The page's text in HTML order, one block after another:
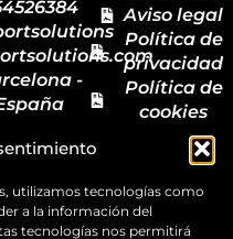
utilizamos tecnologías como
a la información del
tecnologías nos permitirá
-
contacto
Aviso legal
Política de
privacidad
Política de
cookies
Mapa del
sitio